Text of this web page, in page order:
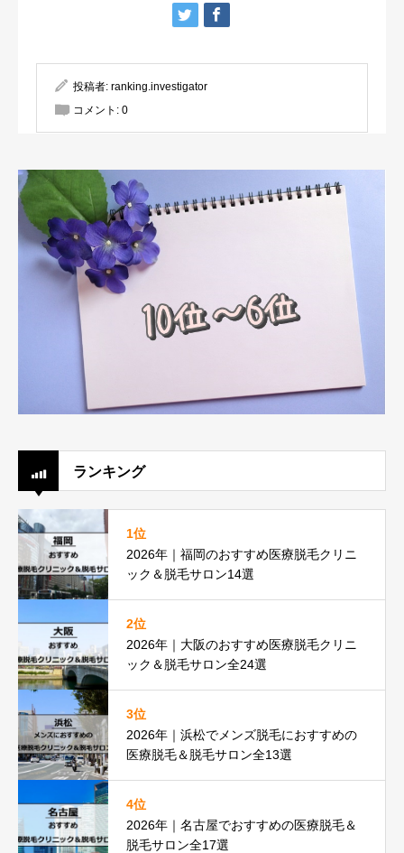
投稿者: ranking.investigator
コメント: 0
ランキング
1位
2026年｜福岡のおすすめ医療脱毛クリニ
ック＆脱毛サロン14選
2位
2026年｜大阪のおすすめ医療脱毛クリニ
ック＆脱毛サロン全24選
3位
2026年｜浜松でメンズ脱毛におすすめの
医療脱毛＆脱毛サロン全13選
4位
2026年｜名古屋でおすすめの医療脱毛＆
脱毛サロン全17選